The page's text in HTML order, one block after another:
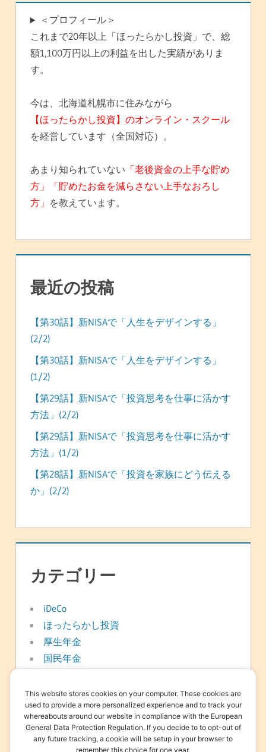
＜プロフィール＞
これまで20年以上「ほったらかし投資」で、総
額1,100万円以上の利益を出した実績がありま
す。
今は、北海道札幌市に住みながら
【ほったらかし投資】のオンライン・スクール
を経営しています（全国対応）。
あまり知られていない 「老後資金の上手な貯め
方」「貯めたお金を減らさない上手なおろし
方」 を教えています。
最近の投稿
【第30話】新NISAで「人生をデザインする」
(2/2)
【第30話】新NISAで「人生をデザインする」
(1/2)
【第29話】新NISAで「投資思考を仕事に活かす
方法」(2/2)
【第29話】新NISAで「投資思考を仕事に活かす
方法」(1/2)
【第28話】新NISAで「投資を家族にどう伝える
か」(2/2)
カテゴリー
iDeCo
ほったらかし投資
厚生年金
国民年金
新NISA
日常
資産形成
退職金
This website stores cookies on your computer. These cookies are
used to provide a more personalized experience and to track your
whereabouts around our website in compliance with the European
General Data Protection Regulation. If you decide to to opt-out of
any future tracking, a cookie will be setup in your browser to
remember this choice for one year.